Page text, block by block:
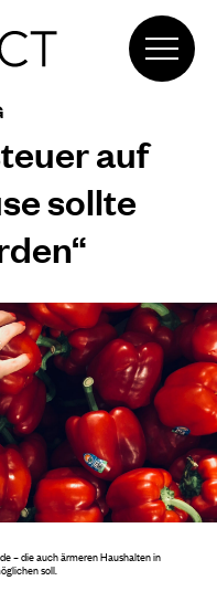
auf
sollte
– die auch ärmeren Haushalten in
soll.